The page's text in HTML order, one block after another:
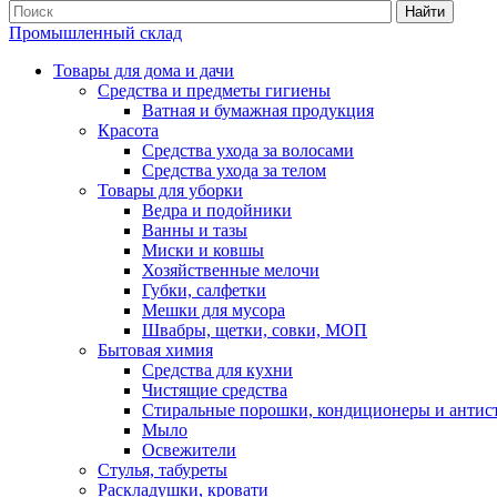
Найти
Промышленный склад
Товары для дома и дачи
Средства и предметы гигиены
Ватная и бумажная продукция
Красота
Средства ухода за волосами
Средства ухода за телом
Товары для уборки
Ведра и подойники
Ванны и тазы
Миски и ковшы
Хозяйственные мелочи
Губки, салфетки
Мешки для мусора
Швабры, щетки, совки, МОП
Бытовая химия
Средства для кухни
Чистящие средства
Стиральные порошки, кондиционеры и
Мыло
Освежители
Стулья, табуреты
Раскладушки, кровати